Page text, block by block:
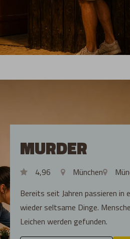
MURDER
4,96 München
Bereits seit Jahren passieren in
wieder seltsame Dinge.
Leichen werden gefunden.